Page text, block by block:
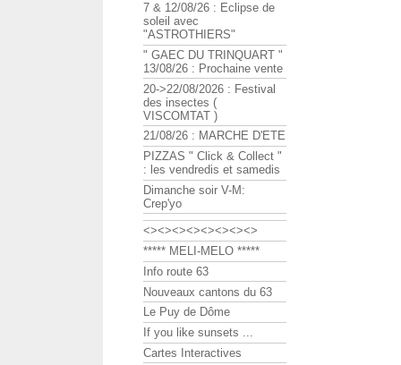
7 & 12/08/26 : Eclipse de
soleil avec
"ASTROTHIERS"
" GAEC DU TRINQUART "
13/08/26 : Prochaine vente
20->22/08/2026 : Festival
des insectes (
VISCOMTAT )
21/08/26 : MARCHE D'ETE
PIZZAS " Click & Collect "
: les vendredis et samedis
Dimanche soir V-M:
Crep'yo
<><><><><><><><>
***** MELI-MELO *****
Info route 63
Nouveaux cantons du 63
Le Puy de Dôme
If you like sunsets ...
Cartes Interactives